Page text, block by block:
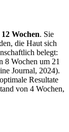
Wochen. Sie
die Haut sich
belegt:
8 Wochen um 21
Journal, 2024).
Resultate
von 4 Wochen,